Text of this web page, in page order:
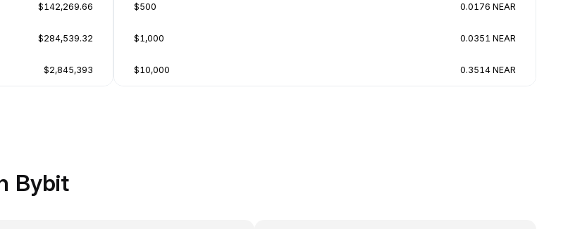
$142,269.66
$284,539.32
$2,845,393
$500 0.0176 NEAR
$1,000 0.0351 NEAR
$10,000 0.3514 NEAR
Bybit